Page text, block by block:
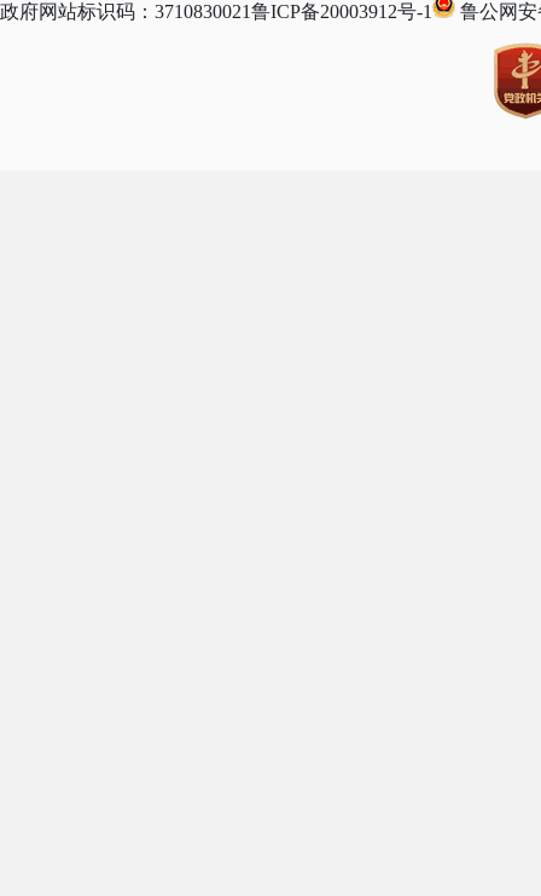
政府网站标识码：3710830021鲁ICP备20003912号-1 鲁公网安